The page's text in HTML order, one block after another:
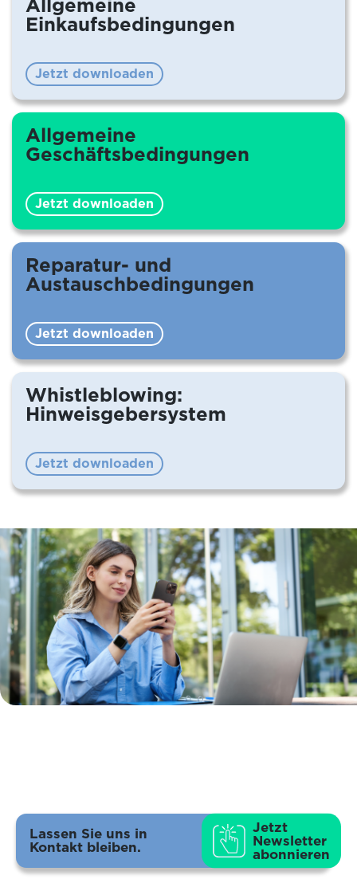
Allgemeine
Einkaufsbedingungen
Jetzt downloaden
Allgemeine
Geschäftsbedingungen
Jetzt downloaden
Reparatur- und
Austauschbedingungen
Jetzt downloaden
Whistleblowing:
Hinweisgebersystem
Jetzt downloaden
Lassen Sie uns in
Kontakt bleiben.
Jetzt
Newsletter
abonnieren